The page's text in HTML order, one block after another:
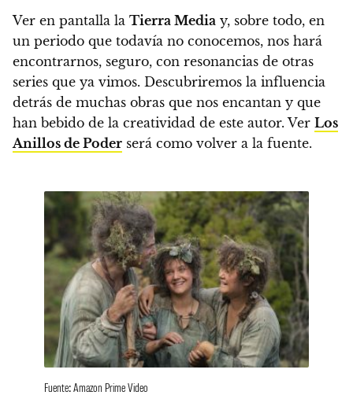
Ver en pantalla la Tierra Media y, sobre todo, en
un periodo que todavía no conocemos, nos hará
encontrarnos, seguro, con resonancias de otras
series que ya vimos. Descubriremos la influencia
detrás de muchas obras que nos encantan y que
han bebido de la creatividad de este autor. Ver Los
Anillos de Poder será como volver a la fuente.
Fuente: Amazon Prime Video